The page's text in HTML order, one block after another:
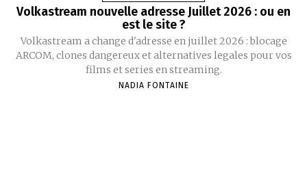
Volkastream nouvelle adresse Juillet 2026 : ou en
est le site ?
Volkastream a change d'adresse en juillet 2026 : blocage
ARCOM, clones dangereux et alternatives legales pour vos
films et series en streaming.
NADIA FONTAINE